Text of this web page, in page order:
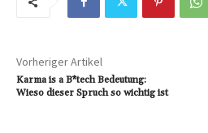
Vorheriger Artikel
Karma is a B*tech Bedeutung:
Wieso dieser Spruch so wichtig ist